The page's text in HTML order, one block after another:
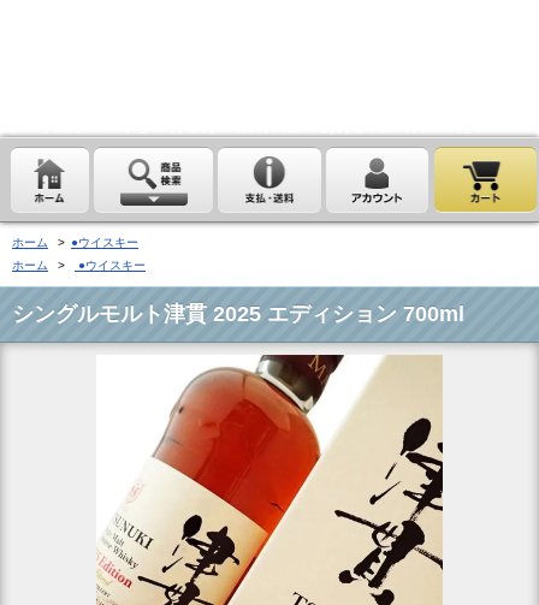
ホーム > ●ウイスキー
ホーム
> ●ウイスキー
シングルモルト津貫 2025 エディション 700ml